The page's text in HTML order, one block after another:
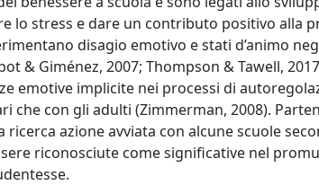
lo stress e dare un contributo positivo alla
disagio emotivo e stati d’animo
& Giménez, 2007; Thompson & Tawell,
emotive implicite nei processi di
che con gli adulti (Zimmerman, 2008).
azione avviata con alcune scuole
riconosciute come significative nel